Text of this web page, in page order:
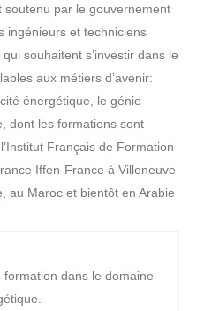
soutenu par le gouvernement
ingénieurs et techniciens
souhaitent s’investir dans le
aux métiers d’avenir:
énergétique, le génie
dont les formations sont
Français de Formation
Iffen-France à Villeneuve
au Maroc et bientôt en Arabie
dans le domaine